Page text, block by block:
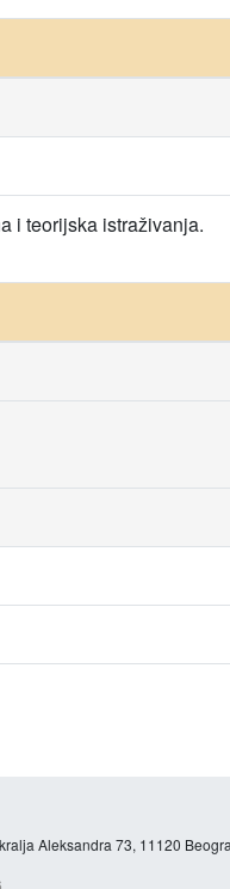
i teorijska istraživanja.
Aleksandra 73, 11120